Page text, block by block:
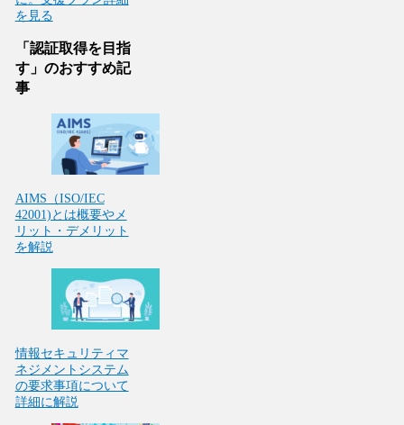
「認証取得を目指
す」のおすすめ記
事
AIMS（ISO/IEC
42001)とは概要やメ
リット・デメリット
を解説
情報セキュリティマ
ネジメントシステム
の要求事項について
詳細に解説